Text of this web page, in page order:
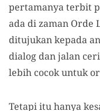
pertamanya terbit
ada di zaman Orde
ditujukan kepada
dialog dan jalan
lebih cocok untuk
Tetapi itu hanya